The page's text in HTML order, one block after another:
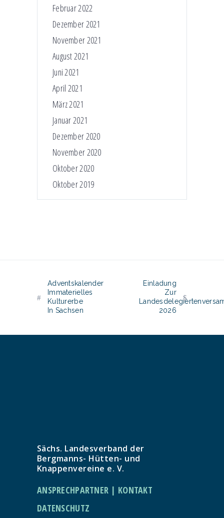
Februar 2022
Dezember 2021
November 2021
August 2021
Juni 2021
April 2021
März 2021
Januar 2021
Dezember 2020
November 2020
Oktober 2020
Oktober 2019
Adventskalender
Immaterielles
Kulturerbe
In Sachsen
Einladung
Zur
2026
Sächs. Landesverband der
Bergmanns- Hütten- und
Knappenvereine e. V.
ANSPRECHPARTNER | KONTAKT
DATENSCHUTZ